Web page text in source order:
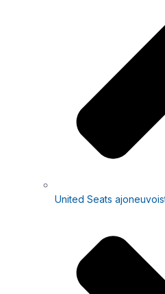
United Seats